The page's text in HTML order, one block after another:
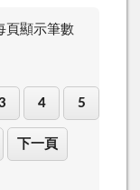
頁顯示筆數
4 5
下一頁